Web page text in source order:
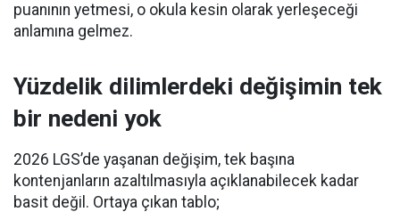
puanının yetmesi, o okula kesin olarak yerleşeceği
anlamına gelmez.
Yüzdelik dilimlerdeki değişimin tek
bir nedeni yok
2026 LGS’de yaşanan değişim, tek başına
kontenjanların azaltılmasıyla açıklanabilecek kadar
basit değil. Ortaya çıkan tablo;